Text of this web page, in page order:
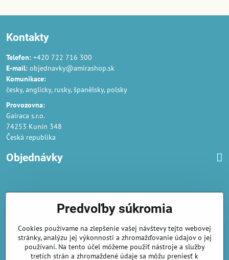
Kontakty
Telefon: +420 722 716 300
E-mail: objednavky@amirashop.sk
Komunikace:
česky, anglicky, rusky, španělsky, polsky
Provozovna:
Gairaca s.r.o.
74253 Kunín 348
Česká republika
Objednávky
Podmienky ochrany osobných údajov
Náklady na dodání a doba dodání
Veľkoobchod- značka Gaira®
Predvoľby súkromia
Cookies používame na zlepšenie vašej návštevy tejto webovej
stránky, analýzu jej výkonnosti a zhromažďovanie údajov o jej
používaní. Na tento účel môžeme použiť nástroje a služby
tretích strán a zhromaždené údaje sa môžu preniesť k